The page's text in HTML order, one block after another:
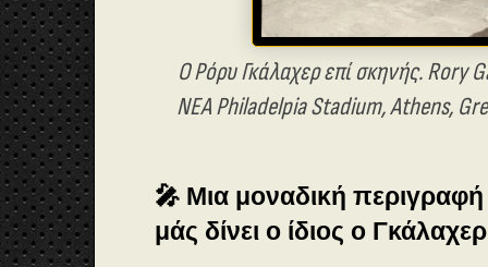
Ο Ρόρυ Γκάλαχερ επί σκηνής. Rory
NEA Philadelpia Stadium, Athens,
🎤 Μια μοναδική περιγραφή
μάς δίνει ο ίδιος ο Γκάλαχερ